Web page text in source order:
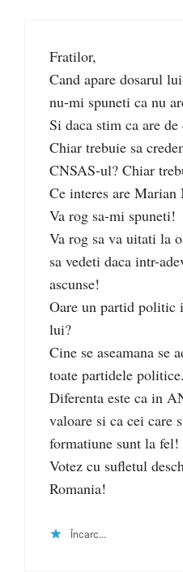
Fratilor,
Cand apare dosarul
nu-mi spuneti ca nu
Si daca stim ca are de
Chiar trebuie sa
CNSAS-ul? Chiar
Ce interes are
Va rog sa-mi spuneti!
Va rog sa va uitati la
sa vedeti daca intr-
ascunse!
Oare un partid politic
lui?
Cine se aseamana se
toate partidele politice.
Diferenta este ca in
valoare si ca cei care
formatiune sunt la fel!
Votez cu sufletul
Romania!
Încarc...